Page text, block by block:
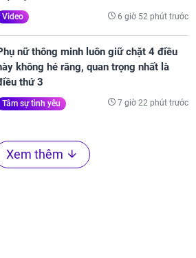
Video 6 giờ 52 phút trước
nữ thông minh luôn giữ chặt 4 điều
không hé răng, quan trọng nhất là
thứ 3
Tâm sự tình yêu 7 giờ 22 phút trước
Xem thêm